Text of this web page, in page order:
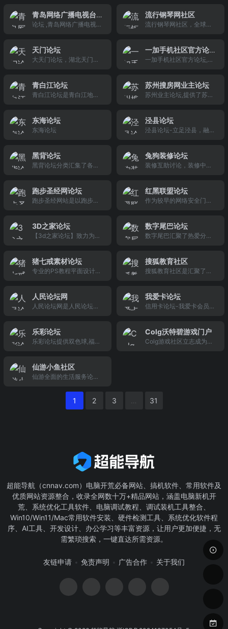
相关福彩类活动信息，中
彩论坛是一个丰富多彩的
彩民在线交流平台。
长春旅行、长春文化、长
春娱乐、长春美食、长春
相关的用户体验帖。
青岛网络广播电视台
爱社区
论坛 ,青岛网络广播电视台
流行钢琴网社区
流行钢琴网社区，全球大
天门论坛
大天门论坛，湖北天门第
门户外、文学、摄影等爱
好者交流，招聘求职房产
台。
一加手机社区官方论
坛
一加手机社区官方论坛,是
信息服务和内容分享交流
平台,这里汇集原创的一加
oid应用软件,想了解一加
手机怎么样,参加一加线下
来一加社区。
青白江论坛
青白江论坛是青白江地区
乐,樱花节,二手交易,同城
交友,法律服务等版块的交
青白江百姓提供优质的网
络服务,做一个有生活态度
的青白江门户网站！
苏州搜房网业主论坛
苏州业主论坛,提供了苏州
流,并针对生活中的物业,开
发商,业委会,居委会,维权,
家庭空间,小区网等入口。
东海论坛
东海论坛
泾县论坛
泾县论坛-立足泾县，融入
黑背论坛
黑背论坛分类汇集了各类
兔狗装修论坛
装修互助讨论，装修中的
效果图，装修经验供你参
考。
跑步圣经网论坛
跑步圣经网站是以跑步轻
跑步是人的本能，很轻
松，很简单。轻轻松松跑
精力、健康的身体！完美
的身体是力量与精力的统
一体。我们做到，普及跑
增加跑步乐趣，提高国民
身体素质
红黑联盟论坛
作为较早的网络安全门户
供好交流和学习平台，内
容含网络安全,编程,软件开
融洽,适合新手到高手一起
入驻
3D之家论坛
【3d之家论坛】致力为国
谜、3d技巧、3d杀号等,
同时提供福彩双色球,体彩
论。
数字尾巴论坛
数字尾巴汇聚了热爱分享
在其中。『分享美好数字
生活』已然不只是事业，
的大环境下，数字尾巴创
造了与众不同的氛围。
猪七戒素材论坛
专业的PS教程平面设计、
otoshop教程，ps联盟，
敬伟photoshop教程，ps
和人人素材共享平台，是
你学习和成长的好伴侣！
搜狐教育社区
搜狐教育社区是汇聚了千
大话教育，家长论坛，八
卦校园,职场人生，海外风
人民论坛网
人民论坛网是人民论坛杂
构建专业化的思想理论门
户网站，强化党的创新理
的新型的思想理论综合传
播体系中的重要一环。为
撑与有利舆论氛围，为实
现中国特色社会主义理论
我爱卡论坛
信用卡论坛-我爱卡会员社
用卡体会,解答用卡疑惑,信
用生活-从我爱卡开始
乐彩论坛
乐彩论坛提供双色球,福彩
票交流,倡导快乐博彩,赢在
乐彩
Colg沃特碧游戏门户
Colg游戏社区立志成为中
首选,并且可以轻松获得Q
币充值等大量游戏福利信
仙游小鱼社区
仙游全面的生活服务论坛!
鱼网是仙游有影响力的网
络社区,请认准网址:xyfish.
1 2 3 31
超能导航（cnnav.com）电脑开荒必备网站、搞机软件、常用软件及
优质网站资源整合，收录全网数十万+精品网站，涵盖电脑新机开
荒、系统优化工具软件、电脑调试教程、调试装机工具整合、
Win10/Win11/Mac常用软件安装、硬件检测工具、系统优化软件程
序、AI工具、开发设计、办公学习等丰富资源，让用户更加便捷，无
需繁琐搜索，一键直达所需资源。
友链申请 免责声明 广告合作 关于我们